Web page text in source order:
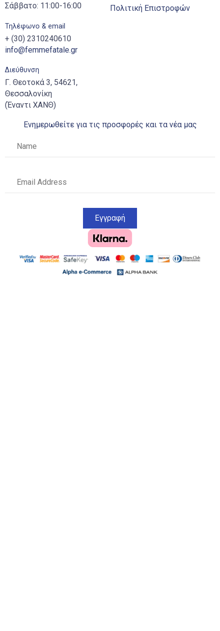
Σάββατο: 11:00-16:00
Τηλέφωνο & email
+ (30) 2310240610
info@femmefatale.gr
Διεύθυνση
Γ. Θεοτοκά 3, 54621,
Θεσσαλονίκη
(Έναντι ΧΑΝΘ)
Πολιτική Επιστροφών
Ενημερωθείτε για τις προσφορές και τα νέα μας
Εγγραφή